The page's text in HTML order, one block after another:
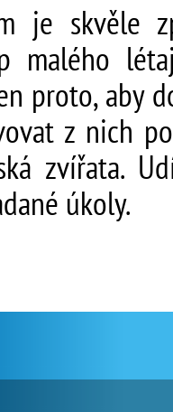
je skvěle
malého
proto, aby
z nich
zvířata.
úkoly.